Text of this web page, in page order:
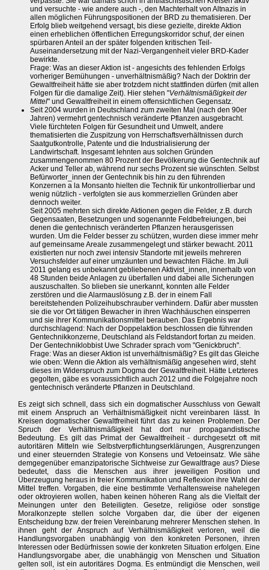
und versuchte - wie andere auch -, den Machterhalt von Altnazis in
allen möglichen Führungspositionen der BRD zu thematisieren. Der
Erfolg blieb weitgehend versagt, bis diese gezielte, direkte Aktion
einen erheblichen öffentlichen Erregungskorridor schuf, der einen
spürbaren Anteil an der später folgenden kritischen Teil-
Auseinandersetzung mit der Nazi-Vergangenheit vieler BRD-Kader
bewirkte.
Frage: Was an dieser Aktion ist - angesichts des fehlenden Erfolgs
vorheriger Bemühungen - unverhältnismäßig? Nach der Doktrin der
Gewaltfreiheit hätte sie aber trotzdem nicht stattfinden dürfen (mit allen
Folgen für die damalige Zeit). Hier stehen "Verhältnismäßigkeit der
Mittel" und Gewaltfreiheit in einem offensichtlichen Gegensatz.
Seit 2004 wurden in Deutschland zum zweiten Mal (nach den 90er
Jahren) vermehrt gentechnisch veränderte Pflanzen ausgebracht.
Viele fürchteten Folgen für Gesundheit und Umwelt, andere
thematisierten die Zuspitzung von Herrschaftsverhältnissen durch
Saatgutkontrolle, Patente und die Industrialisierung der
Landwirtschaft. Insgesamt lehnten aus solchen Gründen
zusammengenommen 80 Prozent der Bevölkerung die Gentechnik auf
Acker und Teller ab, während nur sechs Prozent sie wünschten. Selbst
Befürworter_innen der Gentechnik bis hin zu den führenden
Konzernen a la Monsanto hielten die Technik für unkontrollierbar und
wenig nützlich - verfolgten sie aus kommerziellen Gründen aber
dennoch weiter.
Seit 2005 mehrten sich direkte Aktionen gegen die Felder, z.B. durch
Gegensaaten, Besetzungen und sogenannte Feldbefreiungen, bei
denen die gentechnisch veränderten Pflanzen herausgerissen
wurden. Um die Felder besser zu schützen, wurden diese immer mehr
auf gemeinsame Areale zusammengelegt und stärker bewacht. 2011
existierten nur noch zwei intensiv Standorte mit jeweils mehreren
Versuchsfelder auf einer umzäunten und bewachten Fläche. Im Juli
2011 gelang es unbekannt gebliebenen Aktivist_innen, innerhalb von
48 Stunden beide Anlagen zu überfallen und dabei alle Sicherungen
auszuschalten. So blieben sie unerkannt, konnten alle Felder
zerstören und die Alarmauslösung z.B. der in einem Fall
bereitstehenden Polizeihubschrauber verhindern. Dafür aber mussten
sie die vor Ort tätigen Bewacher in ihren Wachhäuschen einsperren
und sie ihrer Kommunikationsmittel berauben. Das Ergebnis war
durchschlagend: Nach der Doppelaktion beschlossen die führenden
Gentechnikkonzerne, Deutschland als Feldstandort fortan zu meiden.
Der Gentechniklobbist Uwe Schrader sprach vom "Genickbruch".
Frage: Was an dieser Aktion ist unverhältnismäßig? Es gilt das Gleiche
wie oben: Wenn die Aktion als verhältnismäßig angesehen wird, steht
dieses im Widerspruch zum Dogma der Gewaltfreiheit. Hätte Letzteres
gegolten, gäbe es voraussichtlich auch 2012 und die Folgejahre noch
gentechnisch veränderte Pflanzen in Deutschland.
Es zeigt sich schnell, dass sich ein dogmatischer Ausschluss von Gewalt
mit einem Anspruch an Verhältnismäßigkeit nicht vereinbaren lässt. In
Kreisen dogmatischer Gewaltfreiheit führt das zu keinen Problemen. Der
Spruch der Verhältnismäßigkeit hat dort nur propagandistische
Bedeutung. Es gilt das Primat der Gewaltfreiheit - durchgesetzt oft mit
autoritären Mitteln wie Selbstverpflichtungserklärungen, Ausgrenzungen
und einer steuernden Strategie von Konsens und Vetoeinsatz. Wie sähe
demgegenüber emanzipatorische Sichtweise zur Gewaltfrage aus? Diese
bedeutet, dass die Menschen aus ihrer jeweiligen Position und
Überzeugung heraus in freier Kommunikation und Reflexion ihre Wahl der
Mittel treffen. Vorgaben, die eine bestimmte Verhaltensweise nahelegen
oder oktroyieren wollen, haben keinen höheren Rang als die Vielfalt der
Meinungen unter den Beteiligten. Gesetze, religiöse oder sonstige
Moralkonzepte stellen solche Vorgaben dar, die über der eigenen
Entscheidung bzw. der freien Vereinbarung mehrerer Menschen stehen. In
ihnen geht der Anspruch auf Verhältnismäßigkeit verloren, weil die
Handlungsvorgaben unabhängig von den konkreten Personen, ihren
Interessen oder Bedürfnissen sowie der konkreten Situation erfolgen. Eine
Handlungsvorgabe aber, die unabhängig von Menschen und Situation
gelten soll, ist ein autoritäres Dogma. Es entmündigt die Menschen, weil